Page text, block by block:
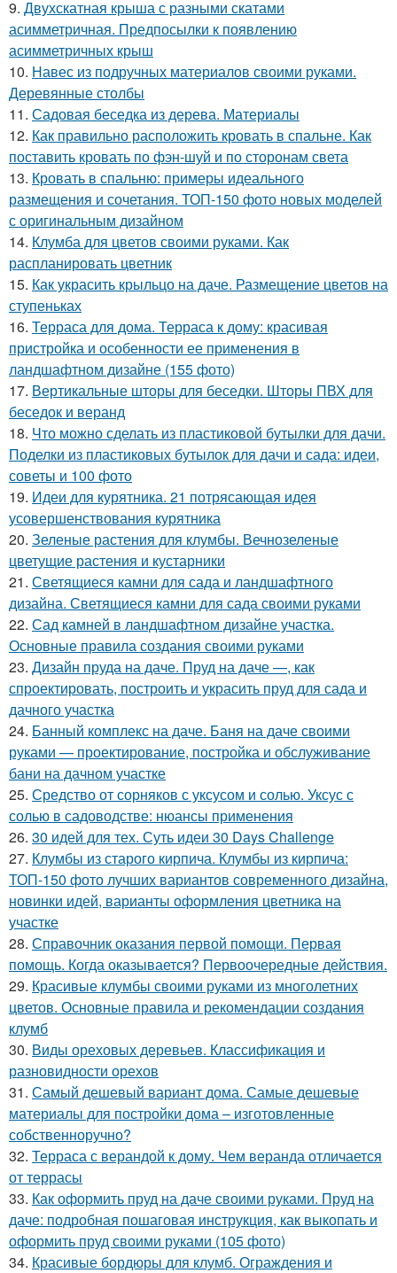
9. Двухскатная крыша с разными скатами
асимметричная. Предпосылки к появлению
асимметричных крыш
10. Навес из подручных материалов своими руками.
Деревянные столбы
11. Садовая беседка из дерева. Материалы
12. Как правильно расположить кровать в спальне. Как
поставить кровать по фэн-шуй и по сторонам света
13. Кровать в спальню: примеры идеального
размещения и сочетания. ТОП-150 фото новых моделей
с оригинальным дизайном
14. Клумба для цветов своими руками. Как
распланировать цветник
15. Как украсить крыльцо на даче. Размещение цветов на
ступеньках
16. Терраса для дома. Терраса к дому: красивая
пристройка и особенности ее применения в
ландшафтном дизайне (155 фото)
17. Вертикальные шторы для беседки. Шторы ПВХ для
беседок и веранд
18. Что можно сделать из пластиковой бутылки для дачи.
Поделки из пластиковых бутылок для дачи и сада: идеи,
советы и 100 фото
19. Идеи для курятника. 21 потрясающая идея
усовершенствования курятника
20. Зеленые растения для клумбы. Вечнозеленые
цветущие растения и кустарники
21. Светящиеся камни для сада и ландшафтного
дизайна. Светящиеся камни для сада своими руками
22. Сад камней в ландшафтном дизайне участка.
Основные правила создания своими руками
23. Дизайн пруда на даче. Пруд на даче —, как
спроектировать, построить и украсить пруд для сада и
дачного участка
24. Банный комплекс на даче. Баня на даче своими
руками — проектирование, постройка и обслуживание
бани на дачном участке
25. Средство от сорняков с уксусом и солью. Уксус с
солью в садоводстве: нюансы применения
26. 30 идей для тех. Суть идеи 30 Days Challenge
27. Клумбы из старого кирпича. Клумбы из кирпича:
ТОП-150 фото лучших вариантов современного дизайна,
новинки идей, варианты оформления цветника на
участке
28. Справочник оказания первой помощи. Первая
помощь. Когда оказывается? Первоочередные действия.
29. Красивые клумбы своими руками из многолетних
цветов. Основные правила и рекомендации создания
клумб
30. Виды ореховых деревьев. Классификация и
разновидности орехов
31. Самый дешевый вариант дома. Самые дешевые
материалы для постройки дома – изготовленные
собственноручно?
32. Терраса с верандой к дому. Чем веранда отличается
от террасы
33. Как оформить пруд на даче своими руками. Пруд на
даче: подробная пошаговая инструкция, как выкопать и
оформить пруд своими руками (105 фото)
34. Красивые бордюры для клумб. Ограждения и